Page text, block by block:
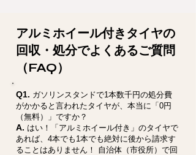
アルミホイール付きタイヤの
回収・処分でよくあるご質問
（FAQ）
Q1. ガソリンスタンドで1本数千円の処分費
がかかると言われたタイヤが、本当に「0円
（無料）」ですか？
A. はい！「アルミホイール付き」のタイヤで
あれば、4本でも1本でも絶対に後から請求す
ることはありません！ 自治体（市役所）で回